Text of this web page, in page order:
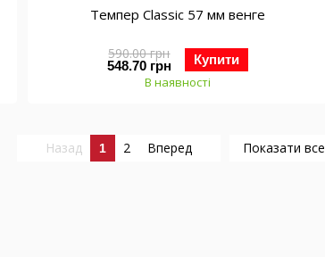
Темпер Classic 57 мм венге
590.00 грн
548.70 грн Купити
В наявності
Назад 1 2 Вперед Показати все